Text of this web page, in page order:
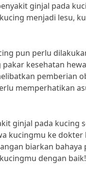
ginjal pada
menjadi lesu,
pun perlu
kesehatan
pemberian
memperhatikan
ginjal pada
kucingmu ke
biarkan
dengan baik!